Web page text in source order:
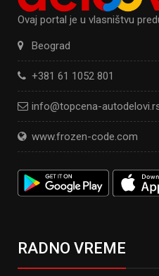
Ovaj portal je u vlasništvu
Beograd
+381 61 1052 801
info@topcena-
www.frozen-code.com
RADNO VREME